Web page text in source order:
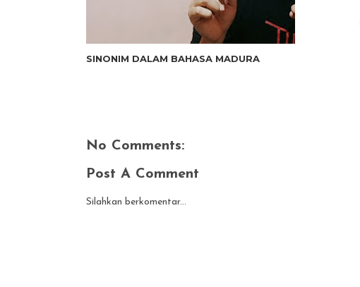
SINONIM DALAM BAHASA MADURA
No Comments:
Post A Comment
Silahkan berkomentar...